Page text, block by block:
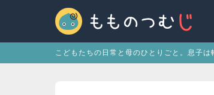
こどもたちの日常と母のひとりごと。息子は